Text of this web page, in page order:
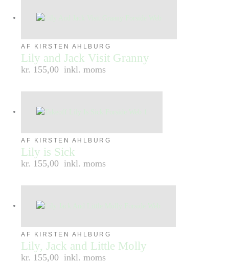
AF KIRSTEN AHLBURG
Lily and Jack Visit Granny
kr. 155,00 inkl. moms
AF KIRSTEN AHLBURG
Lily is Sick
kr. 155,00 inkl. moms
AF KIRSTEN AHLBURG
Lily, Jack and Little Molly
kr. 155,00 inkl. moms